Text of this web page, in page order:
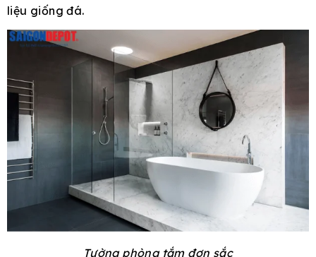
liệu giống đá.
Tường phòng tắm đơn sắc